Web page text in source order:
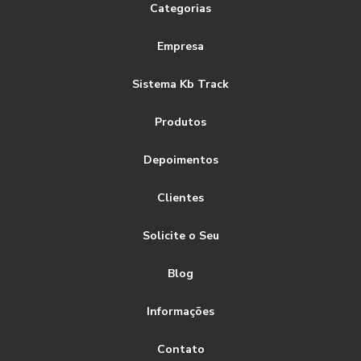
Categorias
Empresa
Sistema Kb Track
Produtos
Depoimentos
Clientes
Solicite o Seu
Blog
Informações
Contato